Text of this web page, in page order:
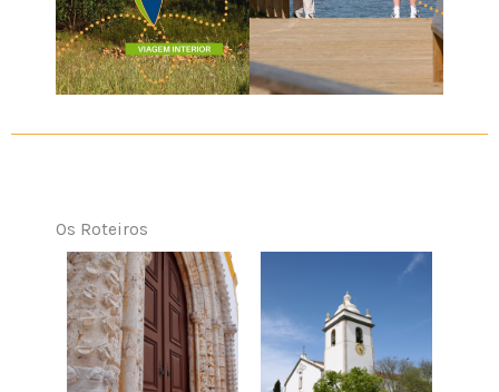
Os Roteiros